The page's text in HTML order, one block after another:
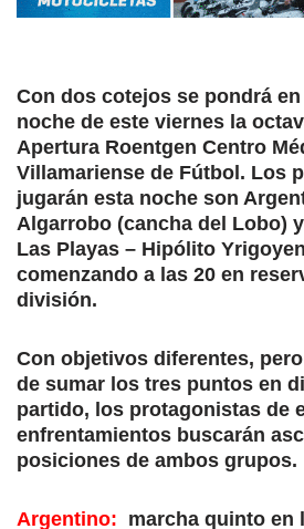
Con dos cotejos se pondrá
noche de este viernes la
Apertura Roentgen Centro
Villamariense de Fútbol. Los
jugarán esta noche son
Algarrobo (cancha del Lobo)
Las Playas – Hipólito
comenzando a las 20 en
división.
Con objetivos diferentes,
de sumar los tres puntos en
partido, los protagonistas de
enfrentamientos buscarán
posiciones de ambos grupos.
Argentino: marcha quinto en